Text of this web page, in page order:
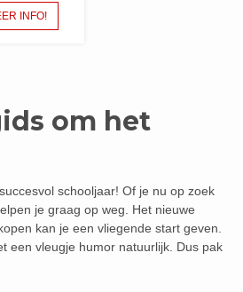
INFO!
om het
schooljaar! Of je nu op zoek
je graag op weg. Het nieuwe
kan je een vliegende start geven.
een vleugje humor natuurlijk. Dus pak